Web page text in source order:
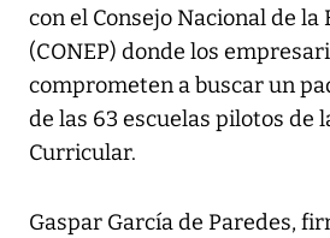
con el Consejo Nacional de
(CONEP) donde los
comprometen a buscar un
de las 63 escuelas pilotos de
Curricular.
Gaspar García de Paredes,